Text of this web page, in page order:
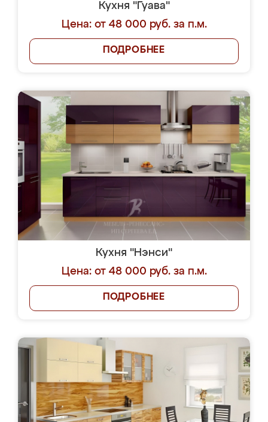
Кухня "Гуава"
Цена: от 48 000 руб. за п.м.
ПОДРОБНЕЕ
Кухня "Нэнси"
Цена: от 48 000 руб. за п.м.
ПОДРОБНЕЕ